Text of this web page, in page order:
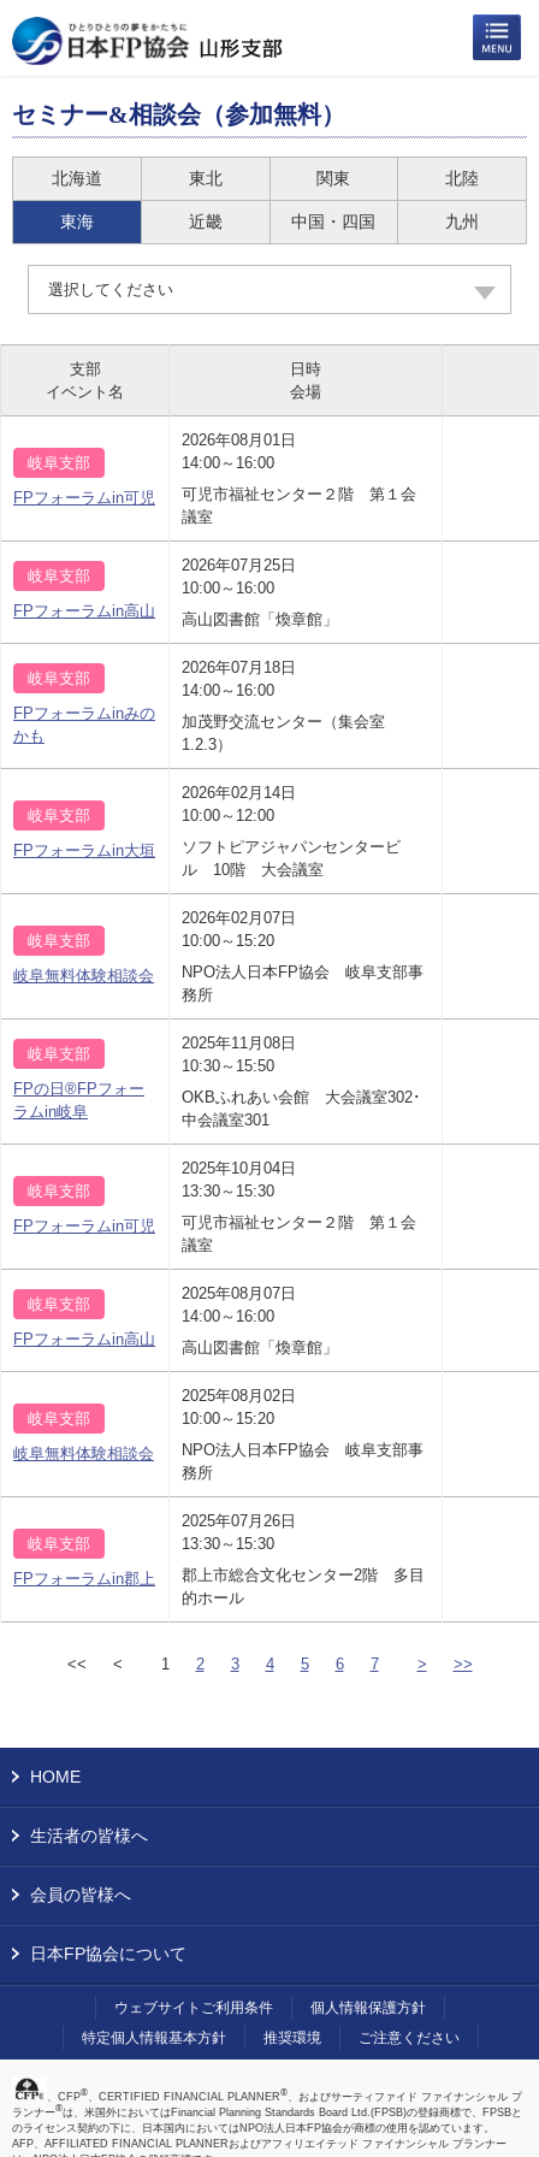
セミナー&相談会（参加無料）
北海道 東北 関東 北陸
東海 近畿 中国・四国 九州
選択してください
支部
イベント名
日時
会場
岐阜支部
FPフォーラムin可児
2026年08月01日
14:00～16:00
可児市福祉センター２階 第１会
議室
岐阜支部
FPフォーラムin高山
2026年07月25日
10:00～16:00
高山図書館「煥章館」
岐阜支部
FPフォーラムinみの
かも
2026年07月18日
14:00～16:00
加茂野交流センター（集会室
1.2.3）
岐阜支部
FPフォーラムin大垣
2026年02月14日
10:00～12:00
ソフトピアジャパンセンタービ
ル 10階 大会議室
岐阜支部
岐阜無料体験相談会
2026年02月07日
10:00～15:20
NPO法人日本FP協会 岐阜支部事
務所
岐阜支部
FPの日®FPフォー
ラムin岐阜
2025年11月08日
10:30～15:50
OKBふれあい会館 大会議室302･
中会議室301
岐阜支部
FPフォーラムin可児
2025年10月04日
13:30～15:30
可児市福祉センター２階 第１会
議室
岐阜支部
FPフォーラムin高山
2025年08月07日
14:00～16:00
高山図書館「煥章館」
岐阜支部
岐阜無料体験相談会
2025年08月02日
10:00～15:20
NPO法人日本FP協会 岐阜支部事
務所
岐阜支部
FPフォーラムin郡上
2025年07月26日
13:30～15:30
郡上市総合文化センター2階 多目
的ホール
<< < 1 2 3 4 5 6 7 > >>
HOME
生活者の皆様へ
会員の皆様へ
日本FP協会について
ウェブサイトご利用条件
個人情報保護方針
特定個人情報基本方針
推奨環境 ご注意ください
、CFP®、CERTIFIED FINANCIAL PLANNER®、およびサーティファイド ファイナンシャル プ
ランナー®は、米国外においてはFinancial Planning Standards Board Ltd.(FPSB)の登録商標で、FPSBと
のライセンス契約の下に、日本国内においてはNPO法人日本FP協会が商標の使用を認めています。
AFP、AFFILIATED FINANCIAL PLANNERおよびアフィリエイテッド ファイナンシャル プランナー